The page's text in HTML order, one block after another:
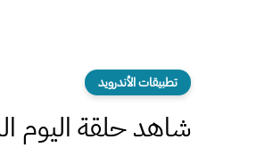
تطبيقات الأندرويد
شاهد حلقة اليوم